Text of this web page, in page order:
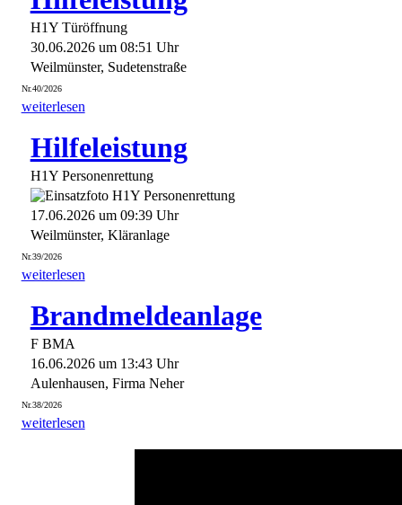
H1Y Türöffnung
30.06.2026 um 08:51 Uhr
Weilmünster, Sudetenstraße
Nr.40/2026
weiterlesen
Hilfeleistung
H1Y Personenrettung
17.06.2026 um 09:39 Uhr
Weilmünster, Kläranlage
Nr.39/2026
weiterlesen
Brandmeldeanlage
F BMA
16.06.2026 um 13:43 Uhr
Aulenhausen, Firma Neher
Nr.38/2026
weiterlesen